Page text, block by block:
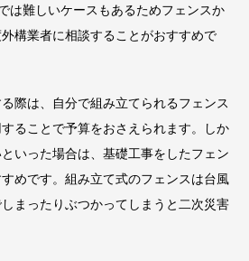
は難しいケースもあるためフェンスか
構業者に相談することがおすすめで
際は、自分で組み立てられるフェンス
ることで予算をおさえられます。しか
いった場合は、基礎工事をしたフェン
めです。組み立て式のフェンスは台風
まったりぶつかってしまうと二次災害